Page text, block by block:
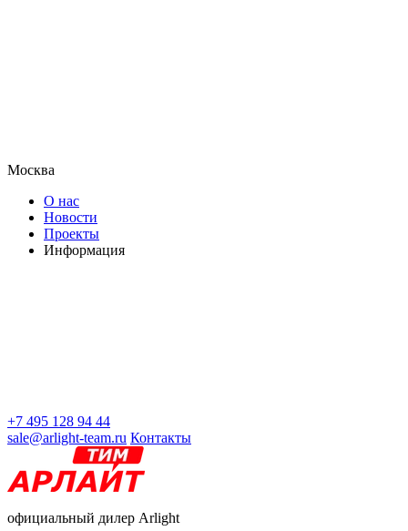
Москва
О нас
Новости
Проекты
Информация
+7 495 128 94 44
sale@arlight-team.ru Контакты
официальный дилер Arlight